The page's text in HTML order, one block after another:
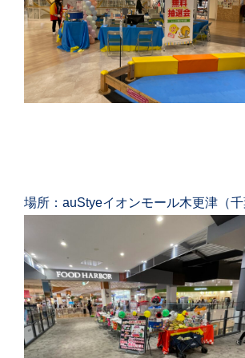
場所：auStyeイオンモール木更津（